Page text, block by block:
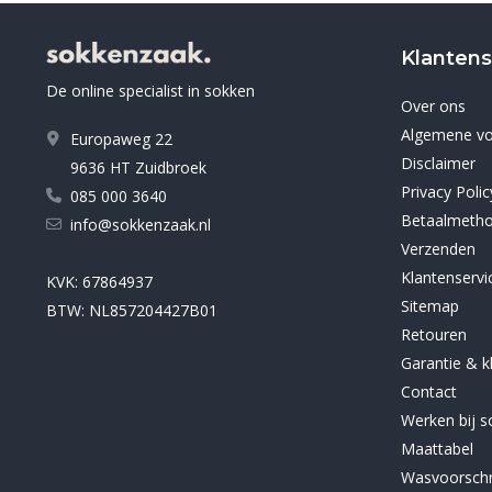
De online specialist in sokken
Europaweg 22
9636 HT Zuidbroek
085 000 3640
info@sokkenzaak.nl
KVK: 67864937
BTW: NL857204427B01
Over ons
Algemene
Disclaimer
Privacy
Verzenden
Sitemap
Retouren
Garantie &
Contact
Werken bij
Maattabel